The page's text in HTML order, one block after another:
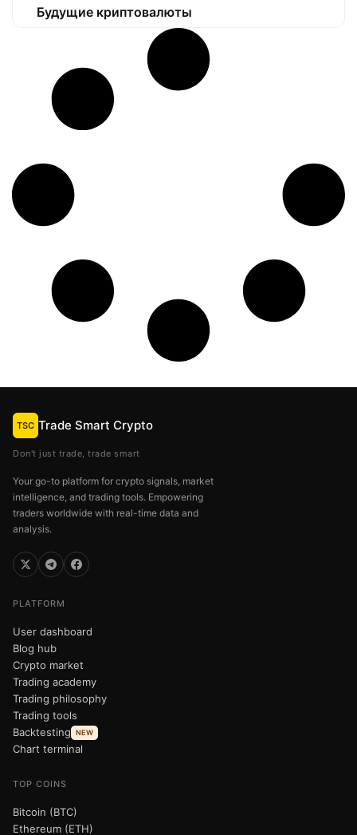
Будущие криптовалюты
TSC Trade Smart Crypto
Don't just trade, trade smart
Your go-to platform for crypto signals, market
intelligence, and trading tools. Empowering
traders worldwide with real-time data and
analysis.
PLATFORM
User dashboard
Blog hub
Crypto market
Trading academy
Trading philosophy
Trading tools
Backtesting
NEW
Chart terminal
TOP COINS
Bitcoin (BTC)
Ethereum (ETH)